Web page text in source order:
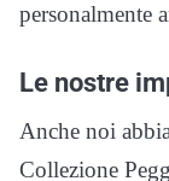
personalmente
Le nostre
Anche noi
Collezione